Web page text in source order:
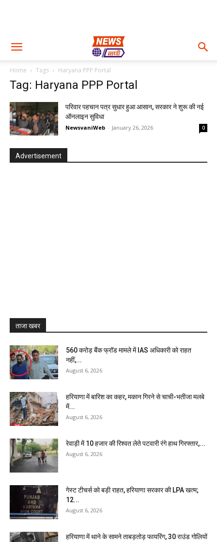
Home Tags Haryana PPP Portal
Tag: Haryana PPP Portal
परिवार पहचान पत्र सुधार हुआ आसान, सरकार ने शुरू की नई
ऑनलाइन सुविधा
NewsvaniWeb - January 26, 2026 0
Advertisement
ताजा खबर
₹560 करोड़ बैंक फ्रॉड मामले में IAS अधिकारी को राहत
नहीं,...
August 6, 2026
हरियाणा में बारिश का कहर, मकान गिरने से चाची-भतीजा मलबे
में...
August 6, 2026
रेवाड़ी में 10 हजार की रिश्वत लेते पटवारी रंगे हाथ गिरफ्तार,...
August 6, 2026
गेस्ट टीचर्स को बड़ी राहत, हरियाणा सरकार की LPA खत्म;
12...
August 6, 2026
हरियाणा में थाने के सामने ताबड़तोड़ फायरिंग, 30 राउंड गोलियों